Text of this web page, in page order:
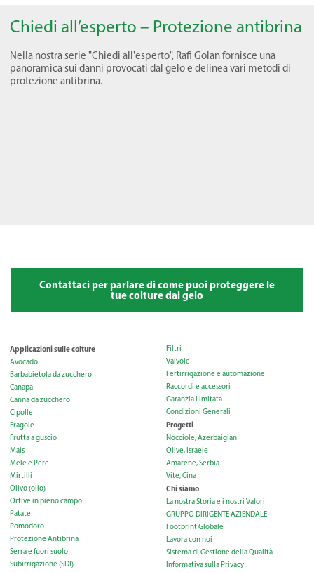
Chiedi all’esperto – Protezione antibrina
Nella nostra serie "Chiedi all'esperto", Rafi Golan fornisce una
panoramica sui danni provocati dal gelo e delinea vari metodi di
protezione antibrina.
Contattaci per parlare di come puoi proteggere le
tue colture dal gelo
Applicazioni sulle colture
Avocado
Barbabietola da zucchero
Canapa
Canna da zucchero
Cipolle
Fragole
Frutta a guscio
Mais
Mele e Pere
Mirtilli
Olivo (olio)
Ortive in pieno campo
Patate
Pomodoro
Protezione Antibrina
Serra e fuori suolo
Subirrigazione (SDI)
Filtri
Valvole
Fertirrigazione e automazione
Raccordi e accessori
Garanzia Limitata
Condizioni Generali
Progetti
Nocciole, Azerbaigian
Olive, Israele
Amarene, Serbia
Vite, Cina
Chi siamo
La nostra Storia e i nostri Valori
GRUPPO DIRIGENTE AZIENDALE
Footprint Globale
Lavora con noi
Sistema di Gestione della Qualità
Informativa sulla Privacy